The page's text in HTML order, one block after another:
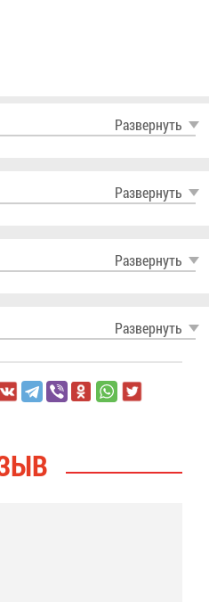
Раз­вер­нуть
Раз­вер­нуть
Раз­вер­нуть
Раз­вер­нуть